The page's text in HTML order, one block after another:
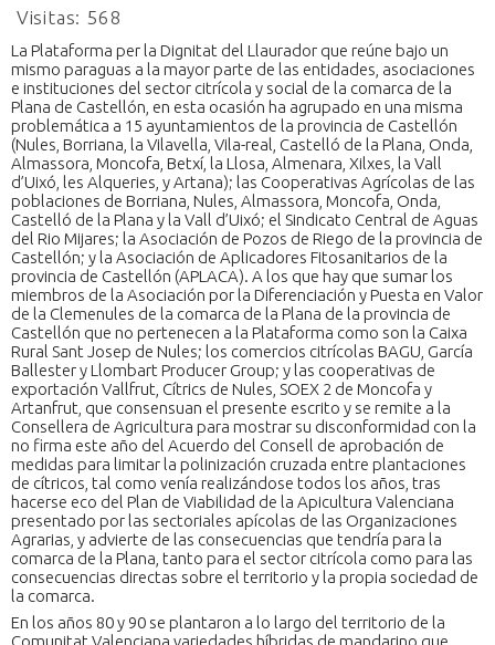
Visitas: 568
La Plataforma per la Dignitat del Llaurador que reúne bajo un
mismo paraguas a la mayor parte de las entidades, asociaciones
e instituciones del sector citrícola y social de la comarca de la
Plana de Castellón, en esta ocasión ha agrupado en una misma
problemática a 15 ayuntamientos de la provincia de Castellón
(Nules, Borriana, la Vilavella, Vila-real, Castelló de la Plana, Onda,
Almassora, Moncofa, Betxí, la Llosa, Almenara, Xilxes, la Vall
d’Uixó, les Alqueries, y Artana); las Cooperativas Agrícolas de las
poblaciones de Borriana, Nules, Almassora, Moncofa, Onda,
Castelló de la Plana y la Vall d’Uixó; el Sindicato Central de Aguas
del Rio Mijares; la Asociación de Pozos de Riego de la provincia de
Castellón; y la Asociación de Aplicadores Fitosanitarios de la
provincia de Castellón (APLACA). A los que hay que sumar los
miembros de la Asociación por la Diferenciación y Puesta en Valor
de la Clemenules de la comarca de la Plana de la provincia de
Castellón que no pertenecen a la Plataforma como son la Caixa
Rural Sant Josep de Nules; los comercios citrícolas BAGU, García
Ballester y Llombart Producer Group; y las cooperativas de
exportación Vallfrut, Cítrics de Nules, SOEX 2 de Moncofa y
Artanfrut, que consensuan el presente escrito y se remite a la
Consellera de Agricultura para mostrar su disconformidad con la
no firma este año del Acuerdo del Consell de aprobación de
medidas para limitar la polinización cruzada entre plantaciones
de cítricos, tal como venía realizándose todos los años, tras
hacerse eco del Plan de Viabilidad de la Apicultura Valenciana
presentado por las sectoriales apícolas de las Organizaciones
Agrarias, y advierte de las consecuencias que tendría para la
comarca de la Plana, tanto para el sector citrícola como para las
consecuencias directas sobre el territorio y la propia sociedad de
la comarca.
En los años 80 y 90 se plantaron a lo largo del territorio de la
Comunitat Valenciana variedades híbridas de mandarino que